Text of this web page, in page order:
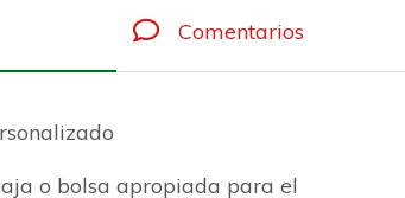
Comentarios
o bolsa apropiada para el